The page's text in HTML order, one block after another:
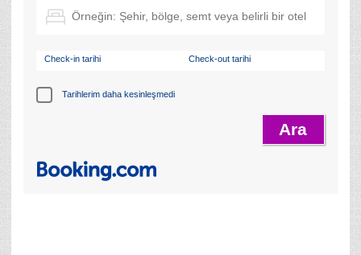
Check-in tarihi Check-out tarihi
Tarihlerim daha kesinleşmedi